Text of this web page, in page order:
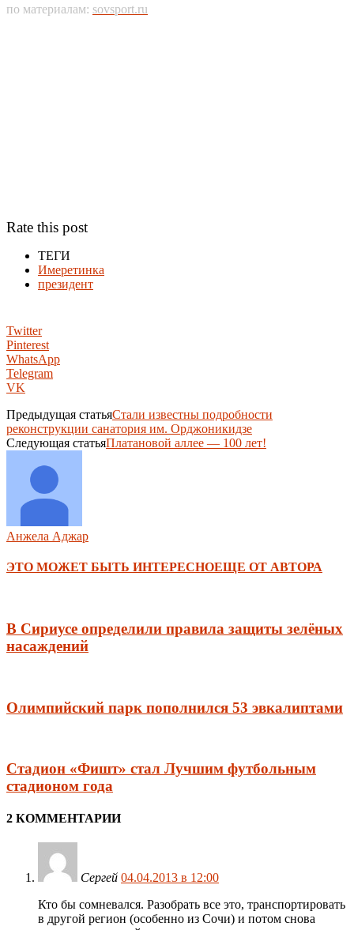
по материалам: sovsport.ru
Rate this post
ТЕГИ
Имеретинка
президент
Twitter
Pinterest
WhatsApp
Telegram
VK
Предыдущая статьяСтали известны подробности
реконструкции санатория им. Орджоникидзе
Следующая статьяПлатановой аллее — 100 лет!
Анжела Аджар
ЭТО МОЖЕТ БЫТЬ ИНТЕРЕСНОЕЩЕ ОТ АВТОРА
В Сириусе определили правила защиты зелёных
насаждений
Олимпийский парк пополнился 53 эвкалиптами
Стадион «Фишт» стал Лучшим футбольным
стадионом года
2 КОММЕНТАРИИ
Сергей 04.04.2013 в 12:00
Кто бы сомневался. Разобрать все это, транспортировать
в другой регион (особенно из Сочи) и потом снова